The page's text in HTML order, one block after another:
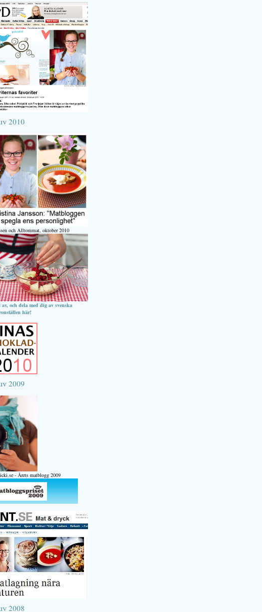
2010
och Alltommat, oktober 2010
av, och dela med dig av svenska
här!
2009
- Årets matblogg 2009
2008